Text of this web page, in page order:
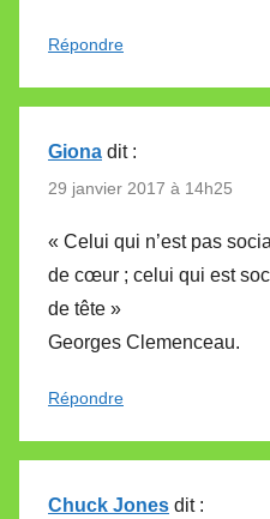
Répondre
Giona dit :
29 janvier 2017 à 14h25
« Celui qui n’est pas
de cœur ; celui qui est
de tête »
Georges Clemenceau.
Répondre
Chuck Jones dit :